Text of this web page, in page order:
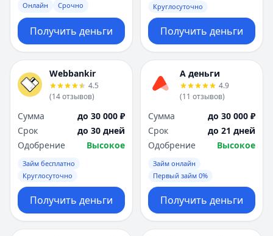
Онлайн Срочно
Получить деньги
Круглосуточно
Получить деньги
Webbankir
4.5
(14отзывов)
Сумма
до 30 000 ₽
Срок
до 30 дней
Одобрение
Высокое
Займ бесплатно
Круглосуточно
Получить деньги
А деньги
4.9
(11 отзывов)
Сумма
до 30 000 ₽
Срок
до 21 дней
Одобрение
Высокое
Займ онлайн
Первый займ 0%
Получить деньги